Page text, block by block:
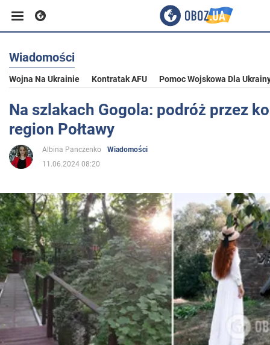
Biznes
Sport
Rozrywka
Polityka
Społeczeństwo
Wojna na Ukrainie
Świat
Wiadomości
Wojna Na Ukrainie Kontratak AFU Pomoc Wojskowa Dla
Na szlakach Gogola: podróż przez
region Połtawy
Albina Panczenko
Wiadomości
11.06.2024 08:20